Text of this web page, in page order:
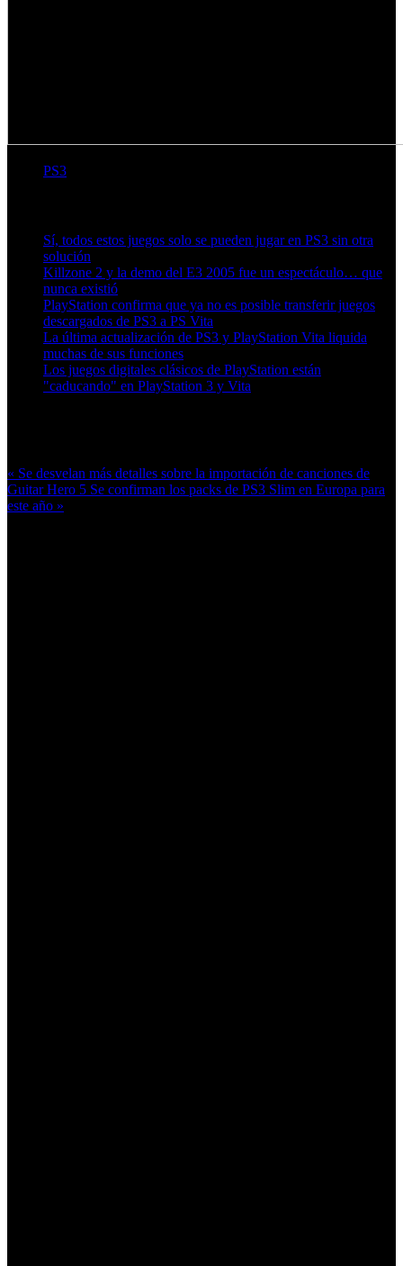
PS3
Sí, todos estos juegos solo se pueden jugar en PS3 sin otra
solución
Killzone 2 y la demo del E3 2005 fue un espectáculo… que
nunca existió
PlayStation confirma que ya no es posible transferir juegos
descargados de PS3 a PS Vita
La última actualización de PS3 y PlayStation Vita liquida
muchas de sus funciones
Los juegos digitales clásicos de PlayStation están
"caducando" en PlayStation 3 y Vita
« Se desvelan más detalles sobre la importación de canciones de
Guitar Hero 5 Se confirman los packs de PS3 Slim en Europa para
este año »